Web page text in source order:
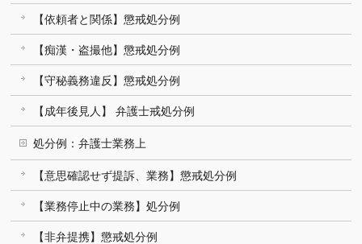
【依頼者と関係】懲戒処分例
【痴漢・盗撮他】懲戒処分例
【守秘義務違反】懲戒処分例
【成年後見人】 弁護士戒処分例
処分例：弁護士業務上
【意思確認せず提訴、業務】懲戒処分例
【業務停止中の業務】処分例
【非弁提携】懲戒処分例